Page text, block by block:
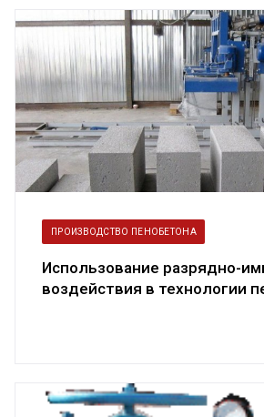
ПРОИЗВОДСТВО ПЕНОБЕТОНА
Использование разрядно-
воздействия в технологии